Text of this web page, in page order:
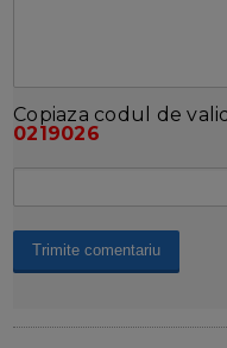
Copiaza codul de
0219026